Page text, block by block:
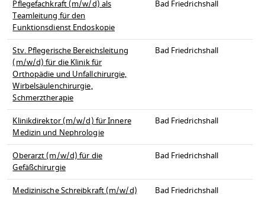
Pflegefachkraft (m/w/d) als
Teamleitung für den
Funktionsdienst Endoskopie
Bad Friedrichshall
Stv. Pflegerische Bereichsleitung
(m/w/d) für die Klinik für
Orthopädie und Unfallchirurgie,
Wirbelsäulenchirurgie,
Schmerztherapie
Bad Friedrichshall
Klinikdirektor (m/w/d) für Innere
Medizin und Nephrologie
Bad Friedrichshall
Oberarzt (m/w/d) für die
Gefäßchirurgie
Bad Friedrichshall
Medizinische Schreibkraft (m/w/d)
Bad Friedrichshall